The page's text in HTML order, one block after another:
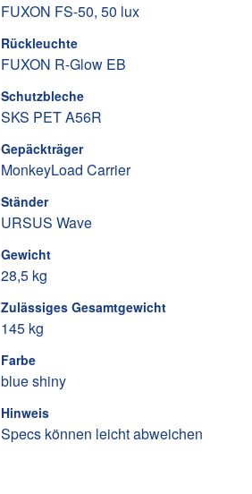
FUXON FS-50, 50 lux
Rückleuchte
FUXON R-Glow EB
Schutzbleche
SKS PET A56R
Gepäckträger
MonkeyLoad Carrier
Ständer
URSUS Wave
Gewicht
28,5 kg
Zulässiges Gesamtgewicht
145 kg
Farbe
blue shiny
Hinweis
Specs können leicht abweichen